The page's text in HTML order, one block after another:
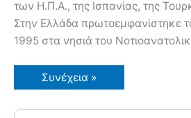
των Η.Π.Α., της Ισπανίας, της
Στην Ελλάδα πρωτοεμφανίστηκε
1995 στα νησιά του
Φυλλοκνίστης
Εσπεριδοειδών
Συνέχεια »